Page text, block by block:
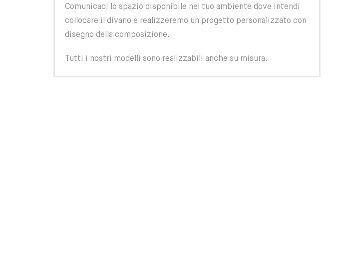
Comunicaci lo spazio disponibile nel tuo ambiente dove intendi
collocare il divano e realizzeremo un progetto personalizzato con
disegno della composizione.
Tutti i nostri modelli sono realizzabili anche su misura.